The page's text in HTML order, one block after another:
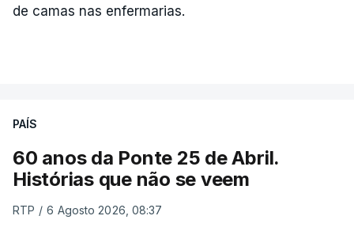
de camas nas enfermarias.
PAÍS
60 anos da Ponte 25 de Abril.
Histórias que não se veem
RTP / 6 Agosto 2026, 08:37